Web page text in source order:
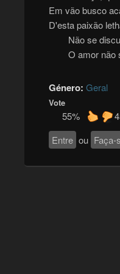
Em vão busco
D'esta paixão
Não se
O amor não
Género: Geral
Vote
55%
Entre ou Faça-